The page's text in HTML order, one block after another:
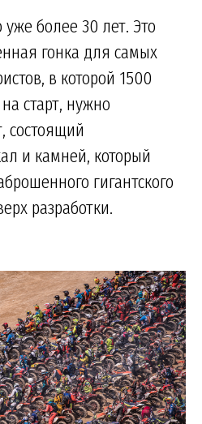
более 30 лет. Это
гонка для самых
в которой 1500
старт, нужно
состоящий
и камней, который
гигантского
разработки.